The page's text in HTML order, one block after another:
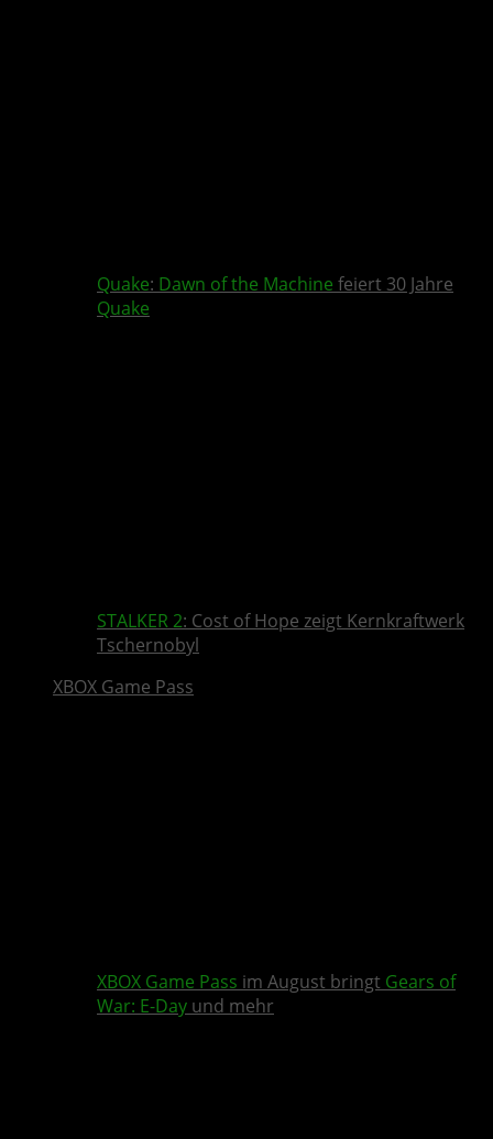
Quake: Dawn of the Machine feiert 30 Jahre
Quake
STALKER 2: Cost of Hope zeigt Kernkraftwerk
Tschernobyl
XBOX Game Pass
XBOX Game Pass im August bringt Gears of
War: E-Day und mehr